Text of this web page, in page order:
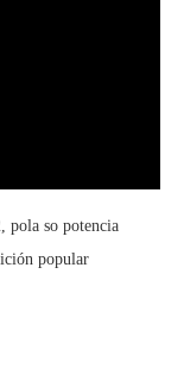
pola so potencia
popular